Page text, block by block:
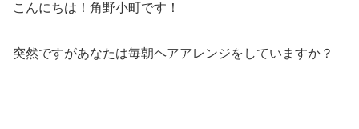
こんにちは！角野小町です！
突然ですがあなたは毎朝ヘアアレンジをしていますか？